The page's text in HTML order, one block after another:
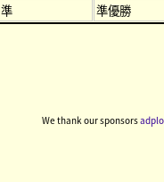
準
準優勝
We thank our sponsors